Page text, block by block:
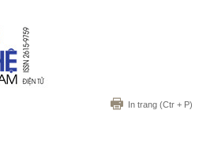
In trang (Ctr + P)